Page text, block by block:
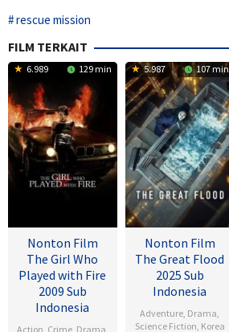
rescue mission
FILM TERKAIT
6.989 129 min
Nonton Film
The Girl Who
Played with Fire
2009 Sub
Indonesia
Action Crime, Drama
5.987 107 min
Nonton Film
The Great Flood
2025 Sub
Indonesia
Adventure, Drama,
Science Fiction, Korea